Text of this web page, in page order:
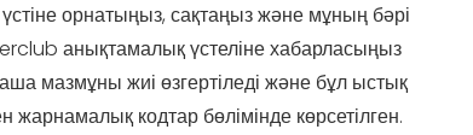
орнатыңыз, сақтаңыз және мұның бәрі
анықтамалық үстеліне хабарласыңыз
мазмұны жиі өзгертіледі және бұл ыстық
кодтар бөлімінде көрсетілген.